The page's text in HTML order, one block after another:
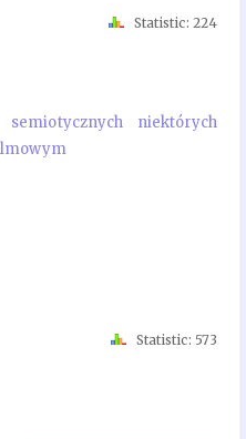
Statistic: 224
niektórych
Statistic: 573